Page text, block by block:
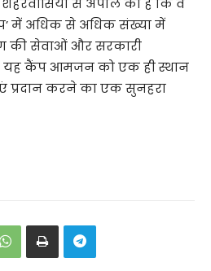
में अधिक से अधिक संख्या में
की सेवाओं और सरकारी
यह कैंप आमजन को एक ही स्थान
प्रदान करने का एक सुनहरा